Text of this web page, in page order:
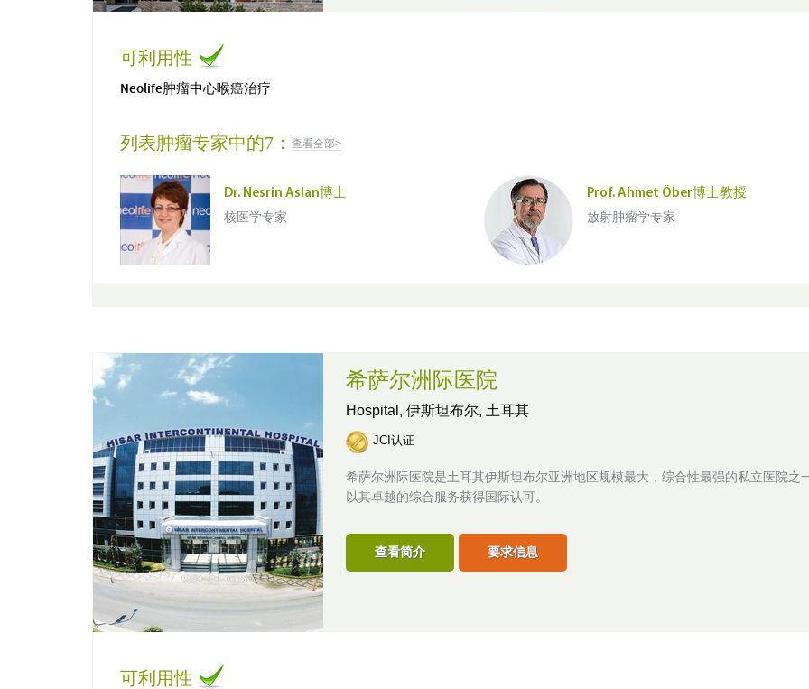
可利用性
Neolife肿瘤中心喉癌治疗
列表肿瘤专家中的7： 查看全部>
Dr. Nesrin Aslan博士
核医学专家
Prof. Ahmet Öber博士教授
放射肿瘤学专家
希萨尔洲际医院
Hospital, 伊斯坦布尔, 土耳其
JCI认证
希萨尔洲际医院是土耳其伊斯坦布尔亚洲地区规模最大，综合性最强的私立医院之
以其卓越的综合服务获得国际认可。
查看简介 要求信息
可利用性